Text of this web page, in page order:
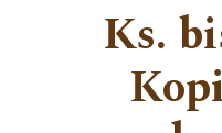
Ks.